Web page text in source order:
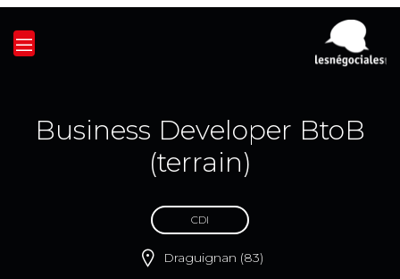
Business Developer BtoB
(terrain)
CDI
Draguignan (83)